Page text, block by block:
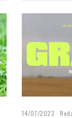
14/07/2023